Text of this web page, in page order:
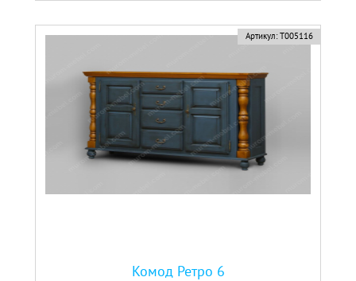
Артикул: Т005116
Комод Ретро 6